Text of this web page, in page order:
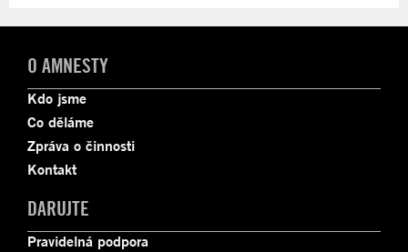
O AMNESTY
Kdo jsme
Co děláme
Zpráva o činnosti
Kontakt
DARUJTE
Pravidelná podpora